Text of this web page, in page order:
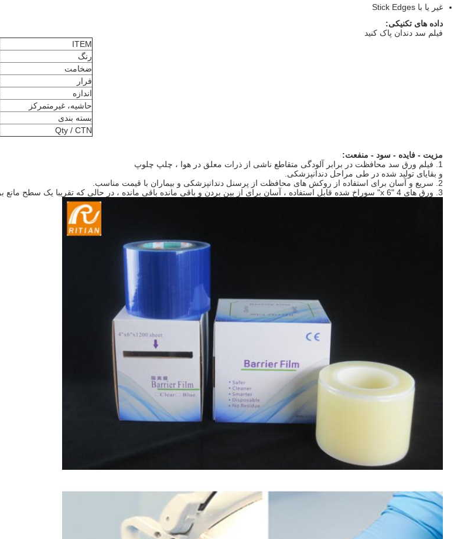
غیر یا با Stick Edges
داده های تکنیکی:
فیلم سد دندان پاک کنید
ITEM
رنگ
ضخامت
فرار
اندازه
حاشیه، غیرمتمرکز
بسته بندی
Qty / CTN
مزیت - فایده - سود - منفعت:
1. فیلم ورق سد محافظت در برابر آلودگی متقاطع ناشی از ذرات معلق در هوا ، چلپ چلوپ
و بقایای تولید شده در طی مراحل دندانپزشکی.
2. سریع و آسان برای استفاده از روکش های محافظت از پرسنل دندانپزشکی و بیماران با قیمت مناسب.
3. ورق های 4 "x 6" سوراخ شده قابل استفاده ، آسان برای از بین بردن و باقی مانده باقی مانده ، در حالی که تقریبا یک سطح مانع برتر را فراهم می کنند.